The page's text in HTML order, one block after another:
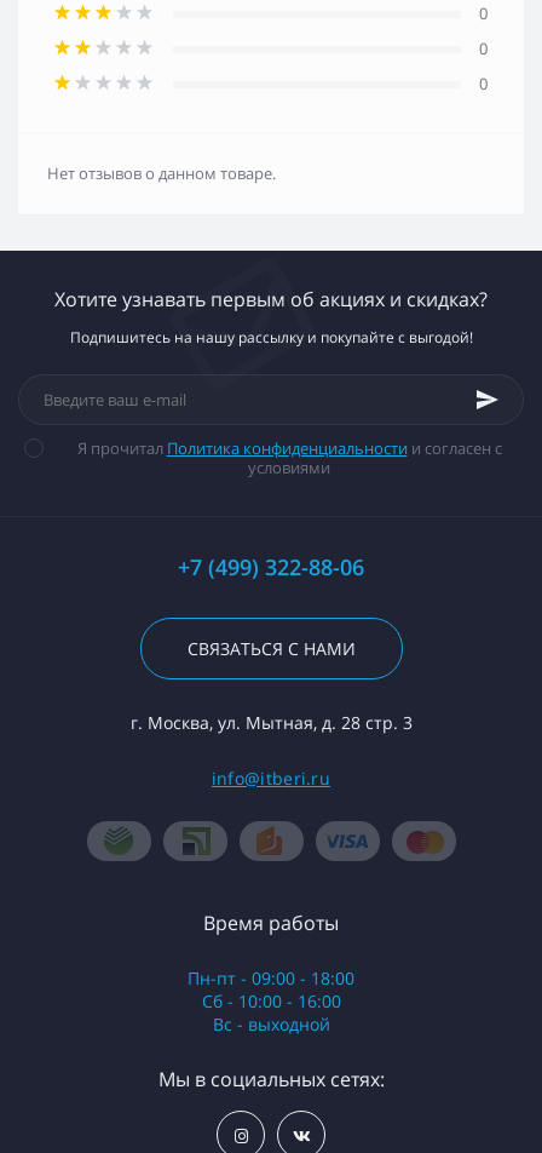
0
0
0
Нет отзывов о данном товаре.
Хотите узнавать первым об акциях и скидках?
Подпишитесь на нашу рассылку и покупайте с выгодой!
Я прочитал Политика конфиденциальности и согласен с
условиями
+7 (499) 322-88-06
СВЯЗАТЬСЯ С НАМИ
г. Москва, ул. Мытная, д. 28 стр. 3
info@itberi.ru
Время работы
Пн-пт - 09:00 - 18:00
Сб - 10:00 - 16:00
Вс - выходной
Мы в социальных сетях: